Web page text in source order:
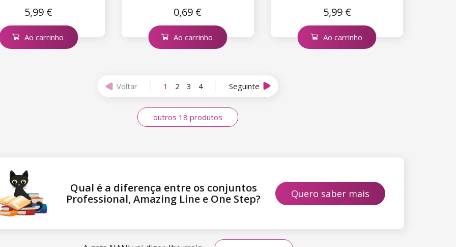
5,99 €
Ao carrinho
0,69 €
Ao carrinho
5,99 €
Ao carrinho
Voltar 1 2 3 4 Seguinte
outros 18 produtos
Qual é a diferença entre os conjuntos
Professional, Amazing Line e One Step?
Quero saber mais